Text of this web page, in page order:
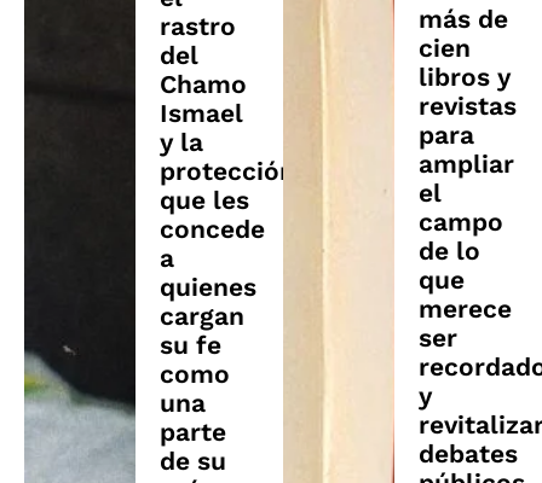
rastro
del
Chamo
Ismael
y la
protección
que les
concede
a
quienes
cargan
su fe
como
una
parte
de su
más de
cien
libros y
revistas
para
ampliar
el
campo
de lo
que
merece
ser
y
debates